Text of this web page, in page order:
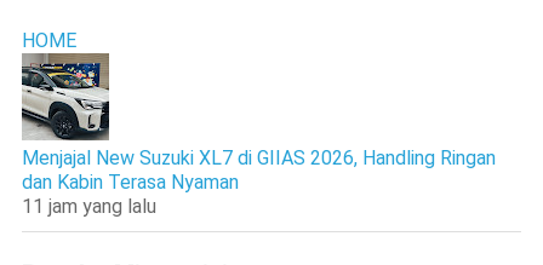
HOME
Menjajal New Suzuki XL7 di GIIAS 2026, Handling Ringan
dan Kabin Terasa Nyaman
11 jam yang lalu